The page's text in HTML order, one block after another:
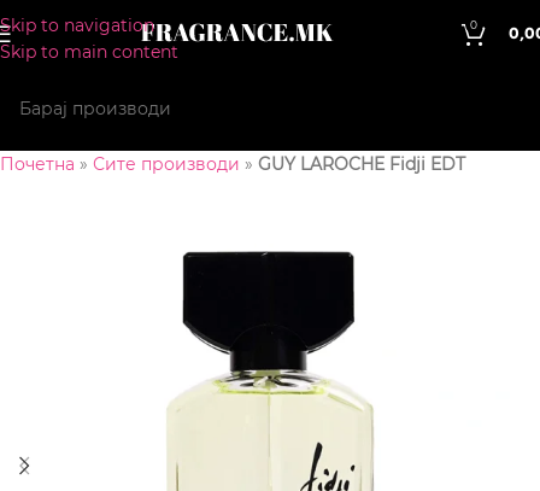
Skip to navigation
Skip to main content
0
Почетна » Сите производи » GUY LAROCHE Fidji EDT